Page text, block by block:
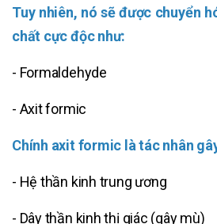
Tuy nhiên, nó sẽ được chuyển
chất cực độc như:
- Formaldehyde
- Axit formic
Chính axit formic là tác nhân
- Hệ thần kinh trung ương
- Dây thần kinh thị giác (gây mù)